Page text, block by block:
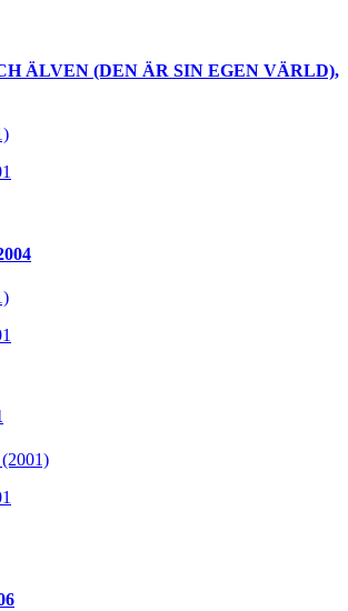
ÄLVEN (DEN ÄR SIN EGEN VÄRLD),